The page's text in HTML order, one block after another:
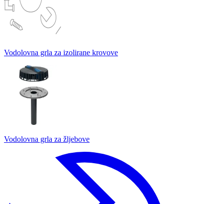
Vodolovna grla za izolirane krovove
Vodolovna grla za žljebove